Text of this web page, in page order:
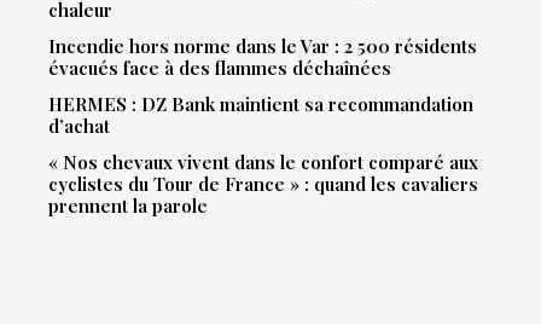
chaleur
Incendie hors norme dans le Var : 2 500 résidents
évacués face à des flammes déchaînées
HERMES : DZ Bank maintient sa recommandation
d’achat
« Nos chevaux vivent dans le confort comparé aux
cyclistes du Tour de France » : quand les cavaliers
prennent la parole